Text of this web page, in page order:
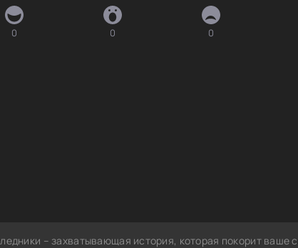
0 0 0
– захватывающая история, которая покорит ваше